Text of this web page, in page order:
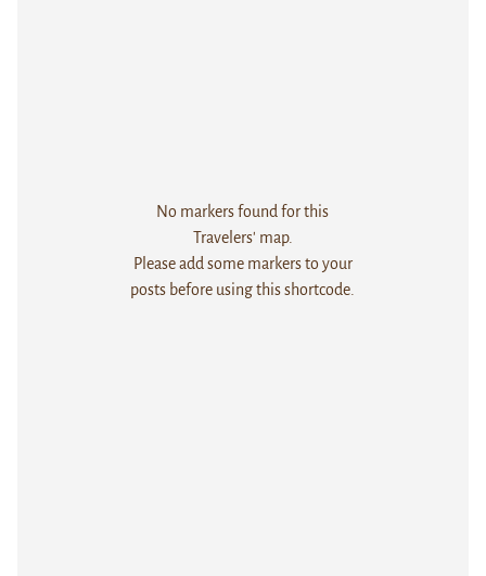
No markers found for this
Travelers' map.
Please add some markers to your
posts before using this shortcode.